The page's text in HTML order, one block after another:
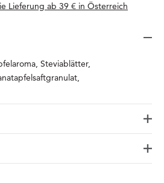
Lieferung ab 39 € in Österreich
Steviablätter,